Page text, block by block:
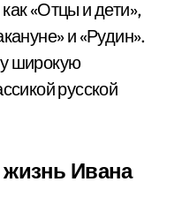
«Отцы и дети»,
и «Рудин».
широкую
русской
Ивана